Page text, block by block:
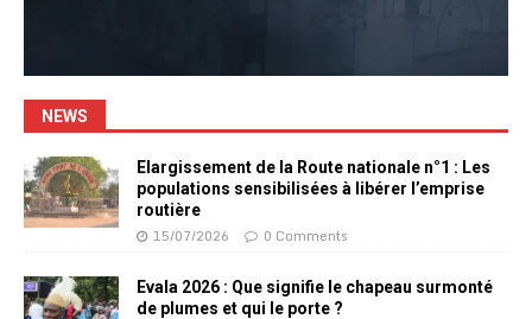
NEWS
Elargissement de la Route nationale n°1 : Les
populations sensibilisées à libérer l’emprise
routière
15/07/2026 0 Comments
Evala 2026 : Que signifie le chapeau surmonté
de plumes et qui le porte ?